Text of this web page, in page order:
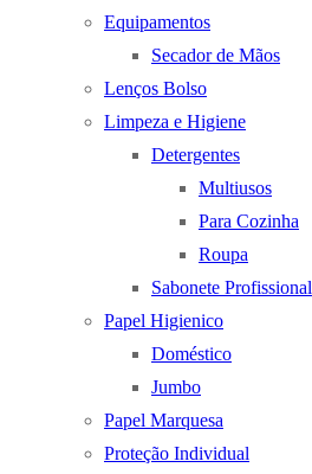
Equipamentos
Secador de Mãos
Lenços Bolso
Limpeza e Higiene
Detergentes
Multiusos
Para Cozinha
Roupa
Sabonete Profissional
Papel Higienico
Doméstico
Jumbo
Papel Marquesa
Proteção Individual